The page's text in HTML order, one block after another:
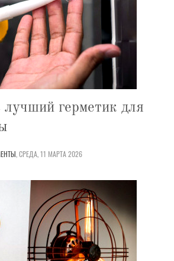
герметик для
,СРЕДА, 11 МАРТА 2026